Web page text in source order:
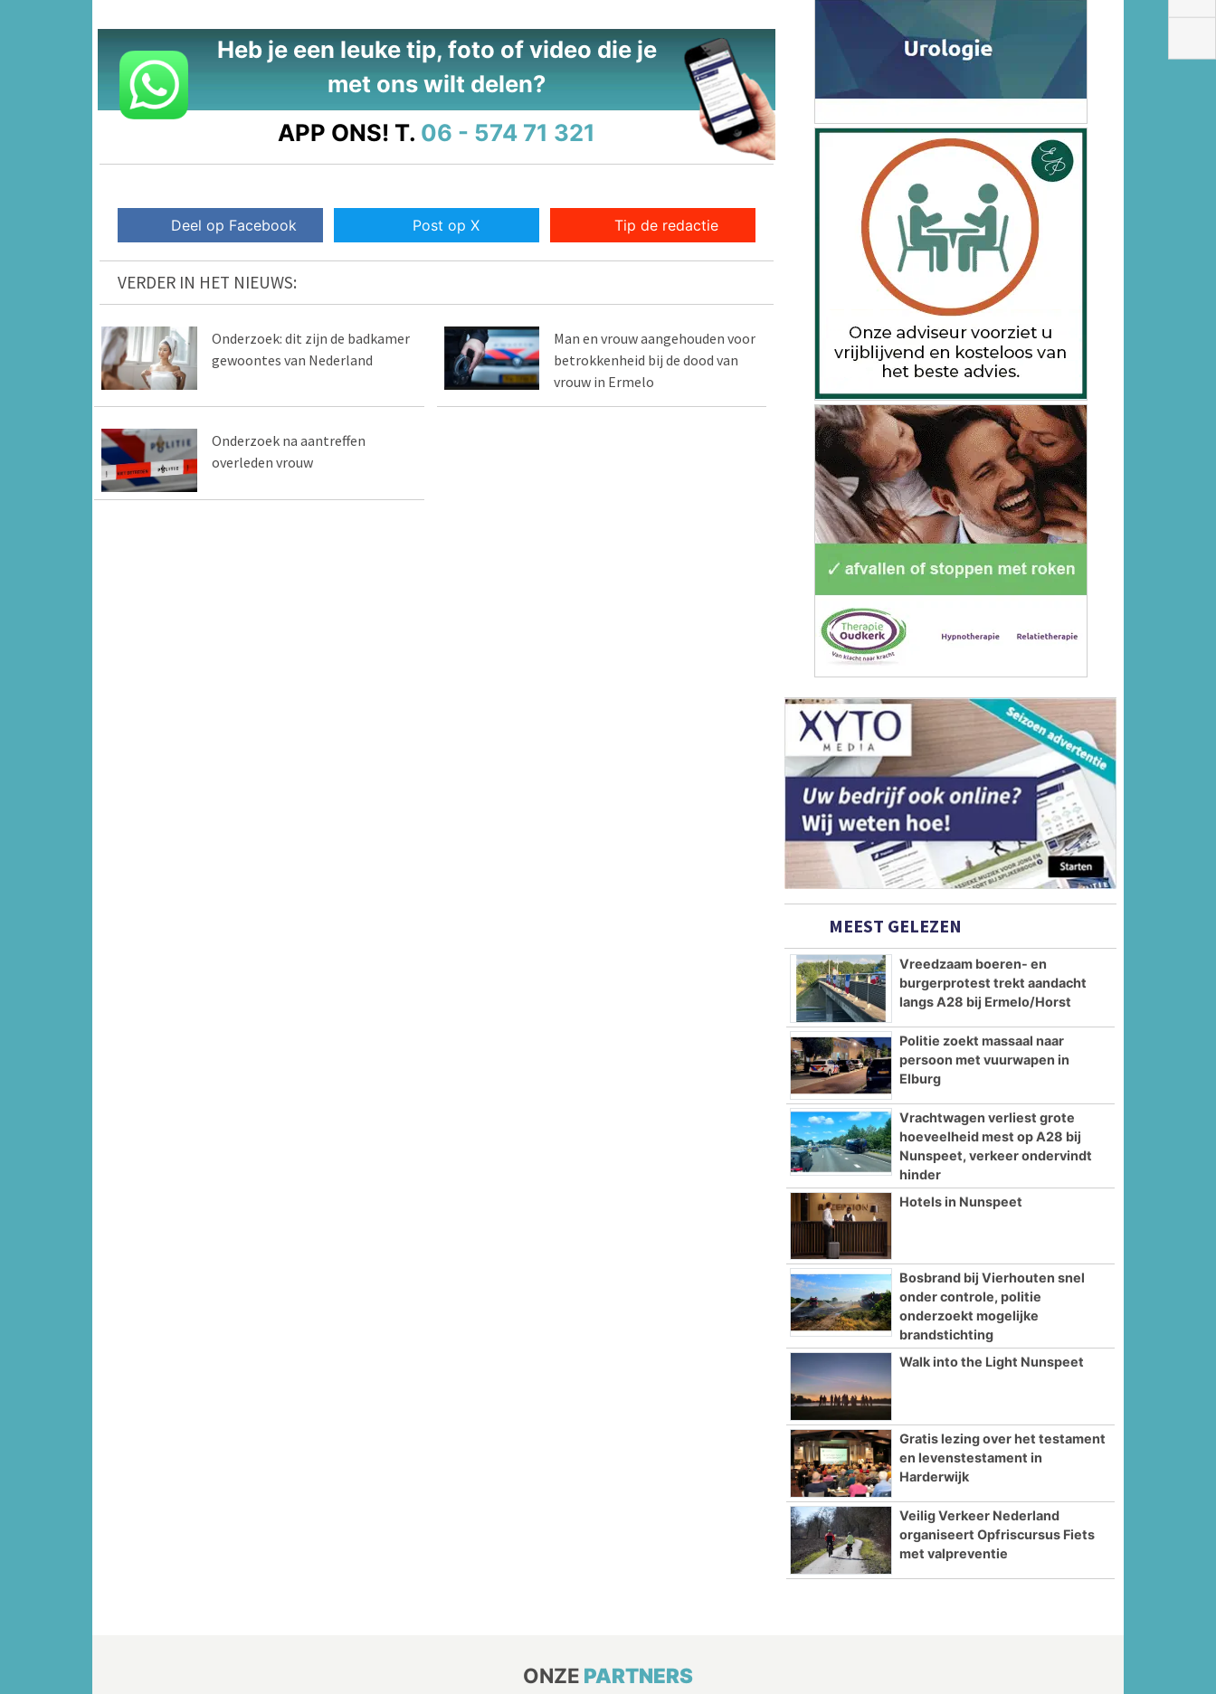
Heb je een leuke tip, foto of video die je
met ons wilt delen?
APP ONS! T. 06 - 574 71 321
Deel op Facebook Post op X Tip de redactie
VERDER IN HET NIEUWS:
Onderzoek: dit zijn de badkamer
gewoontes van Nederland
Man en vrouw aangehouden voor
betrokkenheid bij de dood van
vrouw in Ermelo
Onderzoek na aantreffen
overleden vrouw
MEEST GELEZEN
Vreedzaam boeren- en
burgerprotest trekt aandacht
langs A28 bij Ermelo/Horst
Politie zoekt massaal naar
persoon met vuurwapen in
Elburg
Vrachtwagen verliest grote
hoeveelheid mest op A28 bij
Nunspeet, verkeer ondervindt
hinder
Hotels in Nunspeet
Bosbrand bij Vierhouten snel
onder controle, politie
onderzoekt mogelijke
brandstichting
Walk into the Light Nunspeet
Gratis lezing over het testament
en levenstestament in
Harderwijk
Veilig Verkeer Nederland
organiseert Opfriscursus Fiets
met valpreventie
ONZE PARTNERS